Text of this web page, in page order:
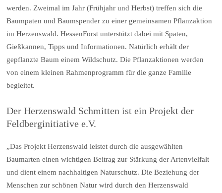
werden. Zweimal im Jahr (Frühjahr und Herbst) treffen sich die
Baumpaten und Baumspender zu einer gemeinsamen Pflanzaktion
im Herzenswald. HessenForst unterstützt dabei mit Spaten,
Gießkannen, Tipps und Informationen. Natürlich erhält der
gepflanzte Baum einem Wildschutz. Die Pflanzaktionen werden
von einem kleinen Rahmenprogramm für die ganze Familie
begleitet.
Der Herzenswald Schmitten ist ein Projekt der
Feldberginitiative e.V.
„Das Projekt Herzenswald leistet durch die ausgewählten
Baumarten einen wichtigen Beitrag zur Stärkung der Artenvielfalt
und dient einem nachhaltigen Naturschutz. Die Beziehung der
Menschen zur schönen Natur wird durch den Herzenswald